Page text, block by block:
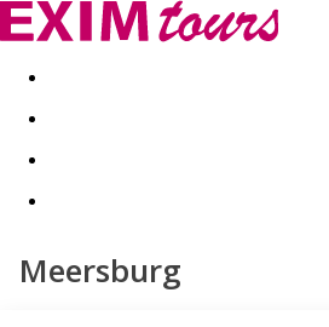
Akční nabídky Last minute
Meersburg